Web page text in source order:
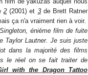
2 (2001) et 3de Brett Ratner
ça n'a vraiment rien à voir.
énième film de fuite
Taylor Lautner. Je suis juste
dans la majorité des films
le réel on se fait traiter de
with the Dragon Tattoo